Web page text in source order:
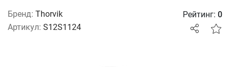
Бренд: Thorvik
Артикул: S12S1124
Рейтинг: 0